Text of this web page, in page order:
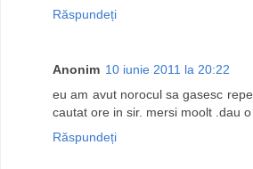
Răspundeți
Anonim 10 iunie 2011 la 20:22
eu am avut norocul sa gasesc
cautat ore in sir. mersi moolt .dau
Răspundeți